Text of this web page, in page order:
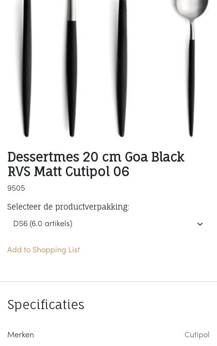
Dessertmes 20 cm Goa Black
RVS Matt Cutipol 06
9505
Selecteer de productverpakking:
Add to Shopping List
Specificaties
Merken Cutipol